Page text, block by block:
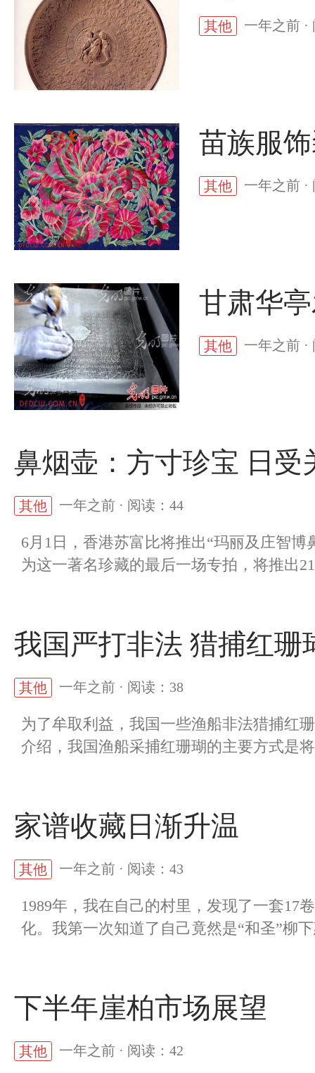
其他 一年之前 ·
苗族服
其他 一年之前 ·
甘肃华
其他 一年之前 ·
鼻烟壶：方寸珍宝 日受
其他 一年之前 · 阅读：44
6月1日，香港苏富比将推出“玛丽及庄智
为这一著名珍藏的最后一场专拍，将推出
我国严打非法 猎捕红珊
其他 一年之前 · 阅读：38
为了牟取利益，我国一些渔船非法猎捕红
介绍，我国渔船采捕红珊瑚的主要方式是
家谱收藏日渐升温
其他 一年之前 · 阅读：43
1989年，我在自己的村里，发现了一套17
化。我第一次知道了自己竟然是“和圣”柳
下半年崖柏市场展望
其他 一年之前 · 阅读：42